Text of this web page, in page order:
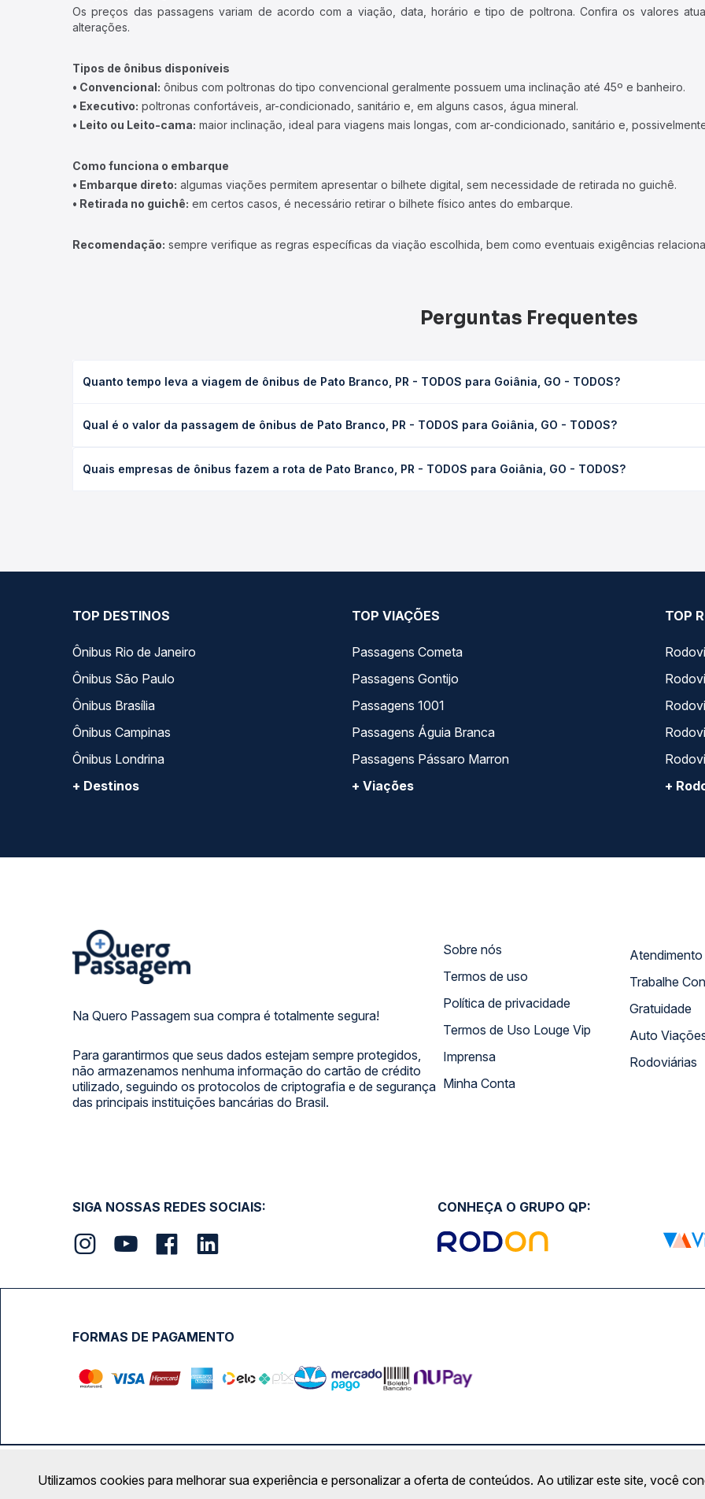
Os preços das passagens variam de acordo com a viação, data, horário e tipo de poltrona. Confira os valores
alterações.
Tipos de ônibus disponíveis
• Convencional: ônibus com poltronas do tipo convencional geralmente possuem uma inclinação até 45º e banheiro.
• Executivo: poltronas confortáveis, ar-condicionado, sanitário e, em alguns casos, água mineral.
• Leito ou Leito-cama: maior inclinação, ideal para viagens mais longas, com ar-condicionado, sanitário e,
Como funciona o embarque
• Embarque direto: algumas viações permitem apresentar o bilhete digital, sem necessidade de retirada no guichê.
• Retirada no guichê: em certos casos, é necessário retirar o bilhete físico antes do embarque.
Recomendação: sempre verifique as regras específicas da viação escolhida, bem como eventuais exigências
Perguntas Frequentes
Quanto tempo leva a viagem de ônibus de Pato Branco, PR - TODOS para Goiânia, GO - TODOS?
(convencional, executivo ou leito) e as condições de tráfego. Na Quero Passagem você consulta os horários
Qual é o valor da passagem de ônibus de Pato Branco, PR - TODOS para Goiânia, GO - TODOS?
tipo de poltrona e a antecedência da compra. Na Quero Passagem você compara os preços de todas as viações em
Quais empresas de ônibus fazem a rota de Pato Branco, PR - TODOS para Goiânia, GO - TODOS?
TOP DESTINOS
Ônibus Rio de Janeiro
Ônibus São Paulo
Ônibus Brasília
Ônibus Campinas
Ônibus Londrina
+ Destinos
TOP VIAÇÕES
Passagens Cometa
Passagens Gontijo
Passagens 1001
Passagens Águia Branca
Passagens Pássaro Marron
+ Viações
TOP
+
Na Quero Passagem sua compra é totalmente segura!
Para garantirmos que seus dados estejam sempre protegidos,
não armazenamos nenhuma informação do cartão de crédito
utilizado, seguindo os protocolos de criptografia e de segurança
das principais instituições bancárias do Brasil.
Sobre nós
Termos de uso
Política de privacidade
Termos de Uso Louge Vip
Imprensa
Minha Conta
Trabalhe
Gratuidade
Auto
Rodoviárias
SIGA NOSSAS REDES SOCIAIS: CONHEÇA O GRUPO QP:
FORMAS DE PAGAMENTO
Calçada das Margaridas, 163 - Sala 02 - Condomínio Centro Comercial Alphaville, Barueri - SP | CEP: 06453-038 |
Utilizamos cookies para melhorar sua experiência e personalizar a oferta de conteúdos. Ao utilizar este site, você